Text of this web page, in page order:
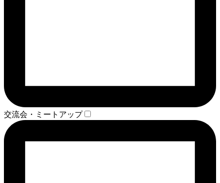
交流会・ミートアップ